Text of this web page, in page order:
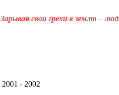
Зарывая свои грехи в землю –
2001 - 2002